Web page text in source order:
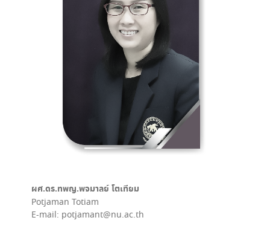
ผศ.ดร.ทพญ.พจมาลย์ โตเทียม
Potjaman Totiam
E-mail: potjamant@nu.ac.th